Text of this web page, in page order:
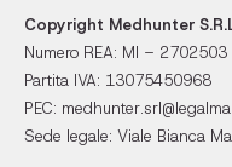
Copyright Medhunter
Numero REA: MI – 2702503
Partita IVA: 13075450968
PEC:
Sede legale: Viale Bianca